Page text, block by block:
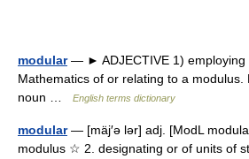
modular— ► ADJECTIVE 1) employing
Mathematics of or relating to a modulus.
noun …
English terms dictionary
modular— [mäj′ə lər] adj. [ModL
modulus ☆ 2. designating or of units of